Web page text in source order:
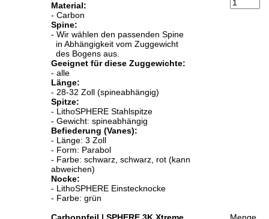
Material:
- Carbon
Spine:
- Wir wählen den passenden Spine
in Abhängigkeit vom Zuggewicht
des Bogens aus.
Geeignet für diese Zuggewichte:
- alle
Länge:
- 28-32 Zoll (spineabhängig)
Spitze:
- LithoSPHERE Stahlspitze
- Gewicht: spineabhängig
Befiederung (Vanes):
- Länge: 3 Zoll
- Form: Parabol
- Farbe: schwarz, schwarz, rot (kann
abweichen)
Nocke:
- LithoSPHERE Einstecknocke
- Farbe: grün